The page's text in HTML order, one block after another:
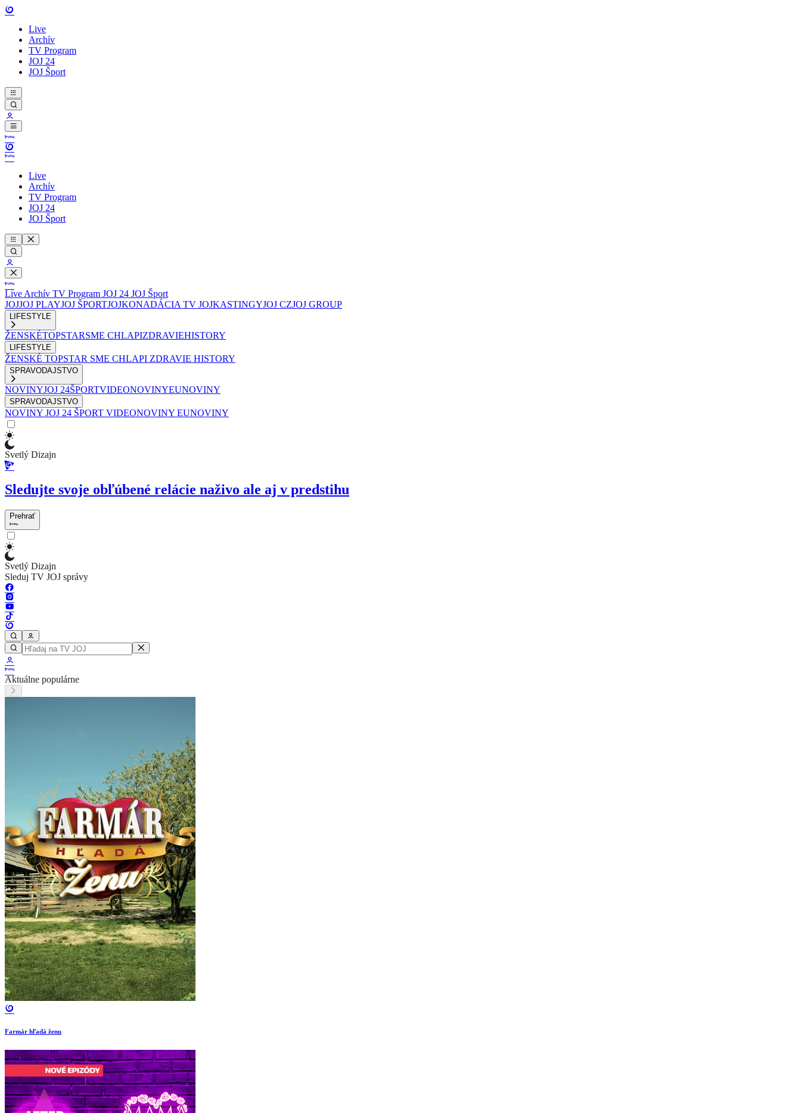
Live
Archív
TV Program
JOJ 24
JOJ Šport
Live
Archív
TV Program
JOJ 24
JOJ Šport
Live Archív TV Program JOJ 24 JOJ Šport
JOJJOJ PLAYJOJ ŠPORTJOJKONADÁCIA TV JOJKASTINGYJOJ CZJOJ GROUP
LIFESTYLE
ŽENSKÉTOPSTARSME CHLAPIZDRAVIEHISTORY
LIFESTYLE
ŽENSKÉ TOPSTAR SME CHLAPI ZDRAVIE HISTORY
SPRAVODAJSTVO
NOVINYJOJ 24ŠPORTVIDEONOVINYEUNOVINY
SPRAVODAJSTVO
NOVINY JOJ 24 ŠPORT VIDEONOVINY EUNOVINY
Svetlý Dizajn
Sledujte svoje obľúbené relácie naživo ale aj v predstihu
Prehrať
Svetlý Dizajn
Sleduj TV JOJ správy
Aktuálne populárne
Farmár hľadá ženu